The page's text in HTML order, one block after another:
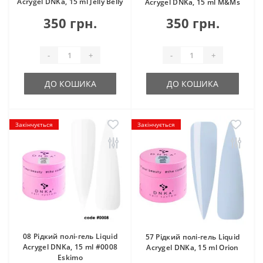
350 грн.
- +
ДО КОШИКА
Acrygel DNKa, 15 ml M&Ms
350 грн.
- +
ДО КОШИКА
Закінчується
08 Рідкий полі-гель Liquid
Acrygel DNKa, 15 ml #0008
Eskimo
Закінчується
57 Рідкий полі-гель Liquid
Acrygel DNKa, 15 ml Orion